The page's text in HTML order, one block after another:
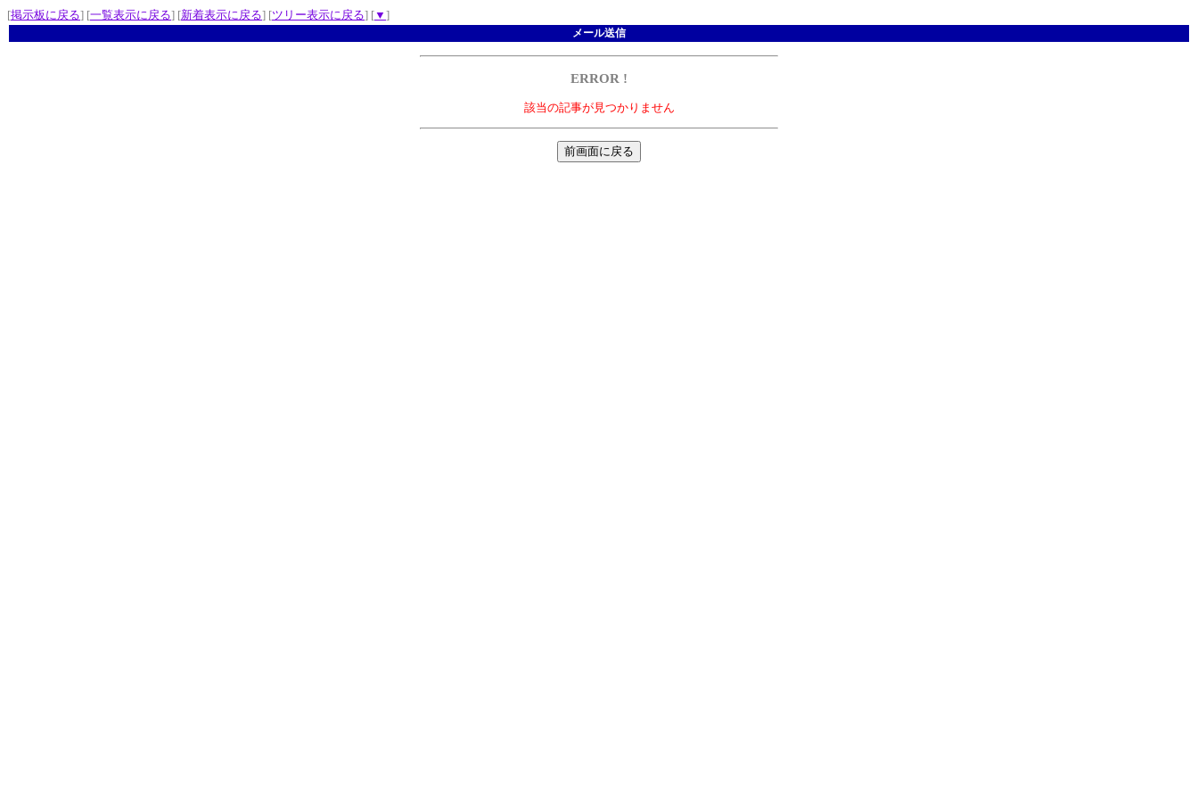
[掲示板に戻る] [一覧表示に戻る] [新着表示に戻る] [ツリー表示に戻る] [▼ ]
メール送信
ERROR !
該当の記事が見つかりません